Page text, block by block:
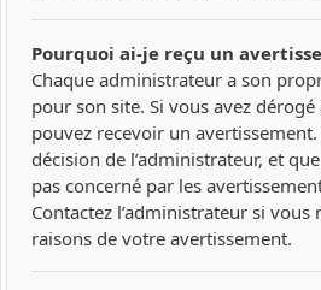
Pourquoi ai-je reçu un
Chaque administrateur a son
pour son site. Si vous avez
pouvez recevoir un avertissement.
décision de l’administrateur, et
pas concerné par les
Contactez l’administrateur si vous
raisons de votre avertissement.